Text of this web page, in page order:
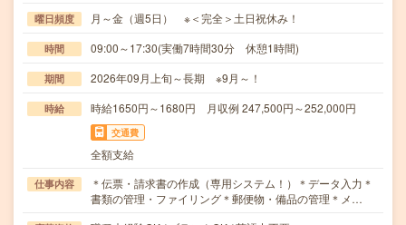
曜日頻度 月～金（週5日） ※＜完全＞土日祝休み！
時間 09:00～17:30(実働7時間30分 休憩1時間)
期間 2026年09月上旬～長期 ※9月～！
時給 時給1650円～1680円 月収例 247,500円～252,000円
交通費
全額支給
仕事内容
＊伝票・請求書の作成（専用システム！）＊データ入力＊
書類の管理・ファイリング＊郵便物・備品の管理＊メ…